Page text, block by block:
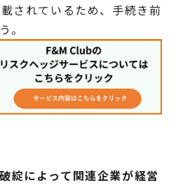
されているため、手続き前
。
綻によって関連企業が経営